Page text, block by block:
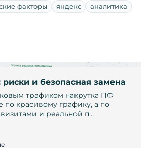
факторы яндекс аналитика
и безопасная замена
трафиком накрутка ПФ
по красивому графику, а по
и реальной п…